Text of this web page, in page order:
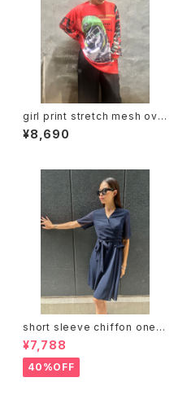
girl print stretch mesh ove
r size tops トップス メッシュ
ストレッチ プリント オーバーサ
¥8,690
short sleeve chiffon one-
piece ワンピース ワンピ シフォ
ン 半袖 カシュクール風
¥7,788
40%OFF